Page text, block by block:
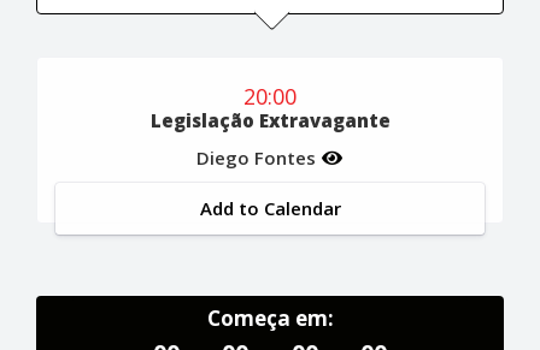
20:00
Legislação Extravagante
Diego Fontes
Add to Calendar
Começa em: